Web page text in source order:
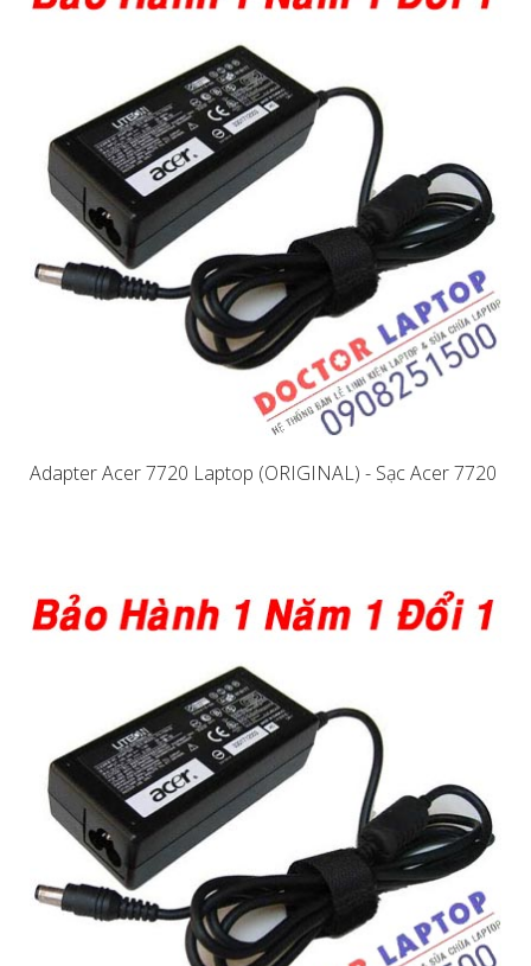
Adapter Acer 7720 Laptop (ORIGINAL) - Sạc Acer 7720